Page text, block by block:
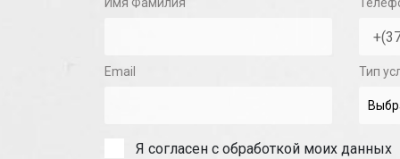
Имя Фамилия
Email Тип
Я согласен с обработкой моих данных